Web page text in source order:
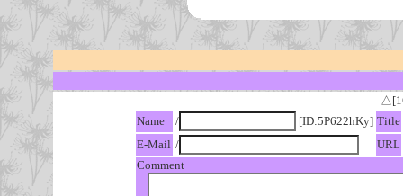
Name
/ [ID:5P622hKy] Title
E-Mail /
URL
Comment